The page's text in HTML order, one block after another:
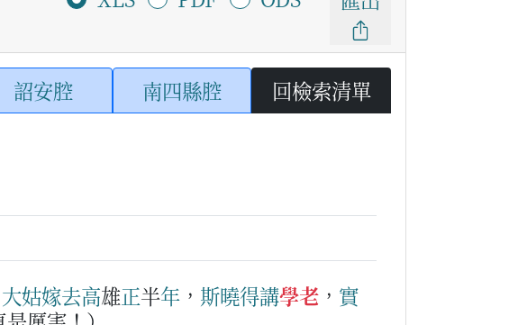
詔安腔 南四縣腔 回檢索清單
大姑嫁去高雄正半年 ， 斯曉得講學老 ， 實